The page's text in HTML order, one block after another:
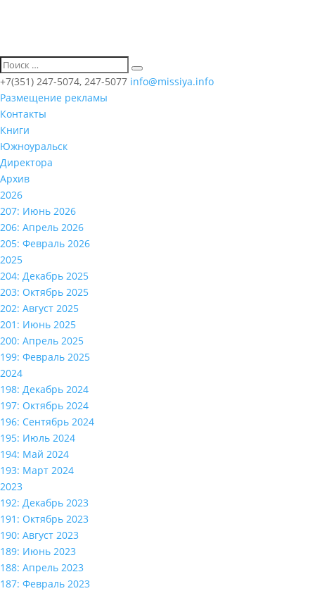
+7(351) 247-5074, 247-5077 info@missiya.info
Размещение рекламы
Контакты
Книги
Южноуральск
Директора
Архив
2026
207: Июнь 2026
206: Апрель 2026
205: Февраль 2026
2025
204: Декабрь 2025
203: Октябрь 2025
202: Август 2025
201: Июнь 2025
200: Апрель 2025
199: Февраль 2025
2024
198: Декабрь 2024
197: Октябрь 2024
196: Сентябрь 2024
195: Июль 2024
194: Май 2024
193: Март 2024
2023
192: Декабрь 2023
191: Октябрь 2023
190: Август 2023
189: Июнь 2023
188: Апрель 2023
187: Февраль 2023